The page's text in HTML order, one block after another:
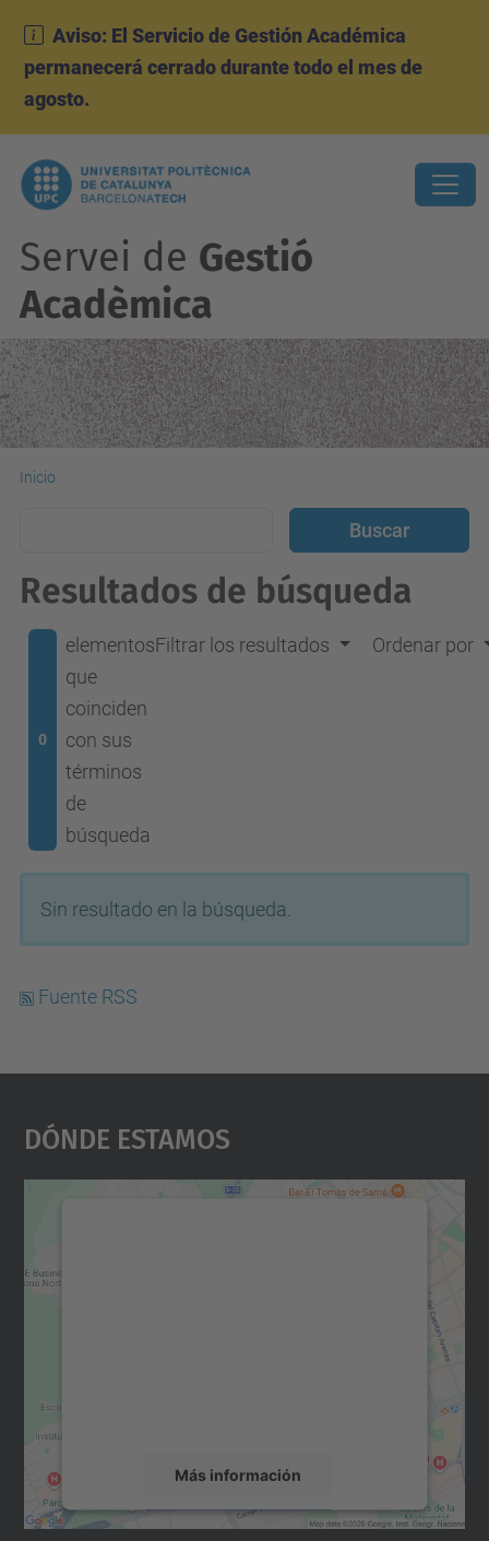
Aviso: El Servicio de Gestión Académica
permanecerá cerrado durante todo el mes de
agosto.
Servei de Gestió
Acadèmica
Inicio
Resultados de búsqueda
0
elementos
que
coinciden
con sus
términos
de
búsqueda
Filtrar los resultados Ordenar por
Sin resultado en la búsqueda.
Fuente RSS
Dónde Estamos
Más información
Aceptar